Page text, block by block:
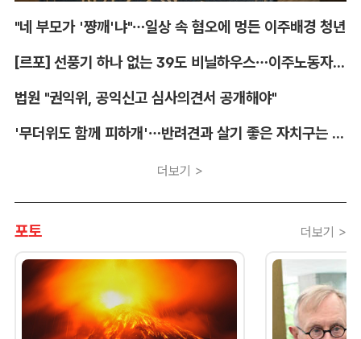
"네 부모가 '쨩깨'냐"…일상 속 혐오에 멍든 이주배경 청년
[르포] 선풍기 하나 없는 39도 비닐하우스…이주노동자의 '악몽같은 폭염'
법원 "권익위, 공익신고 심사의견서 공개해야"
'무더위도 함께 피하개'…반려견과 살기 좋은 자치구는 어디
더보기 >
포토 더보기 >